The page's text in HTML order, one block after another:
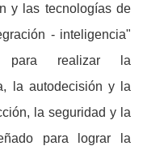
y las tecnologías de
- inteligencia"
para realizar la
la autodecisión y la
la seguridad y la
para lograr la